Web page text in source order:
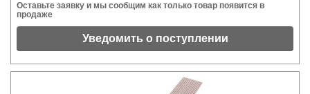
Оставьте заявку и мы сообщим как только товар появится в
продаже
Уведомить о поступлении